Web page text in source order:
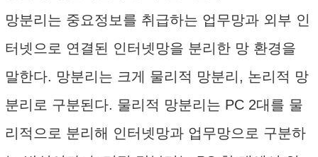
망분리는 중요정보를 취급하는 업무망과 외부 인
터넷으로 연결된 인터넷망을 분리한 망 환경을
말한다. 망분리는 크게 물리적 망분리, 논리적 망
분리로 구분된다. 물리적 망분리는 PC 2대를 물
리적으로 분리해 인터넷망과 업무망으로 구분하